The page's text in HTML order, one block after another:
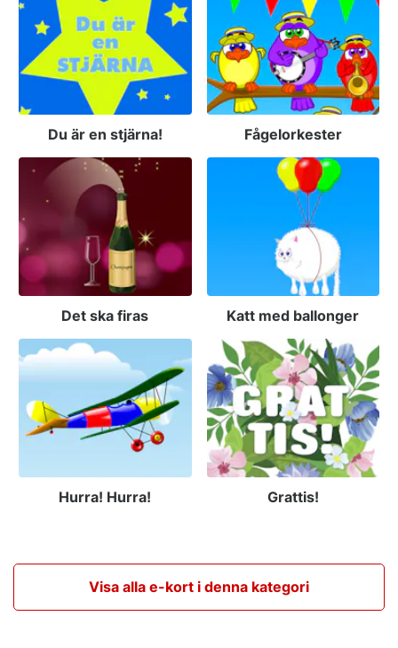
Du är en stjärna! Fågelorkester
Det ska firas Katt med ballonger
Hurra! Hurra! Grattis!
Visa alla e-kort i denna kategori